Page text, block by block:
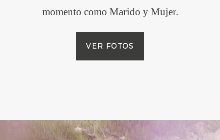
momento como Marido y Mujer.
VER FOTOS